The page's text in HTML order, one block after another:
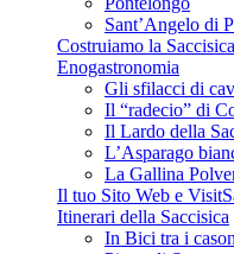
Sant’Angelo di
Costruiamo la Saccisica
Enogastronomia
Gli sfilacci di
Il “radecio” di
Il Lardo della
L’Asparago
La Gallina
Il tuo Sito Web e
Itinerari della Saccisica
In Bici tra i